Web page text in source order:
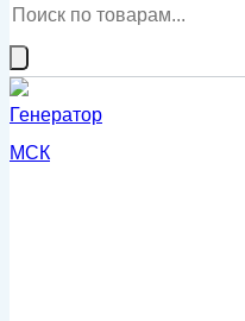
Поиск
товаров